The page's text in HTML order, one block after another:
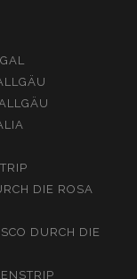
DIE ROSA
DURCH DIE